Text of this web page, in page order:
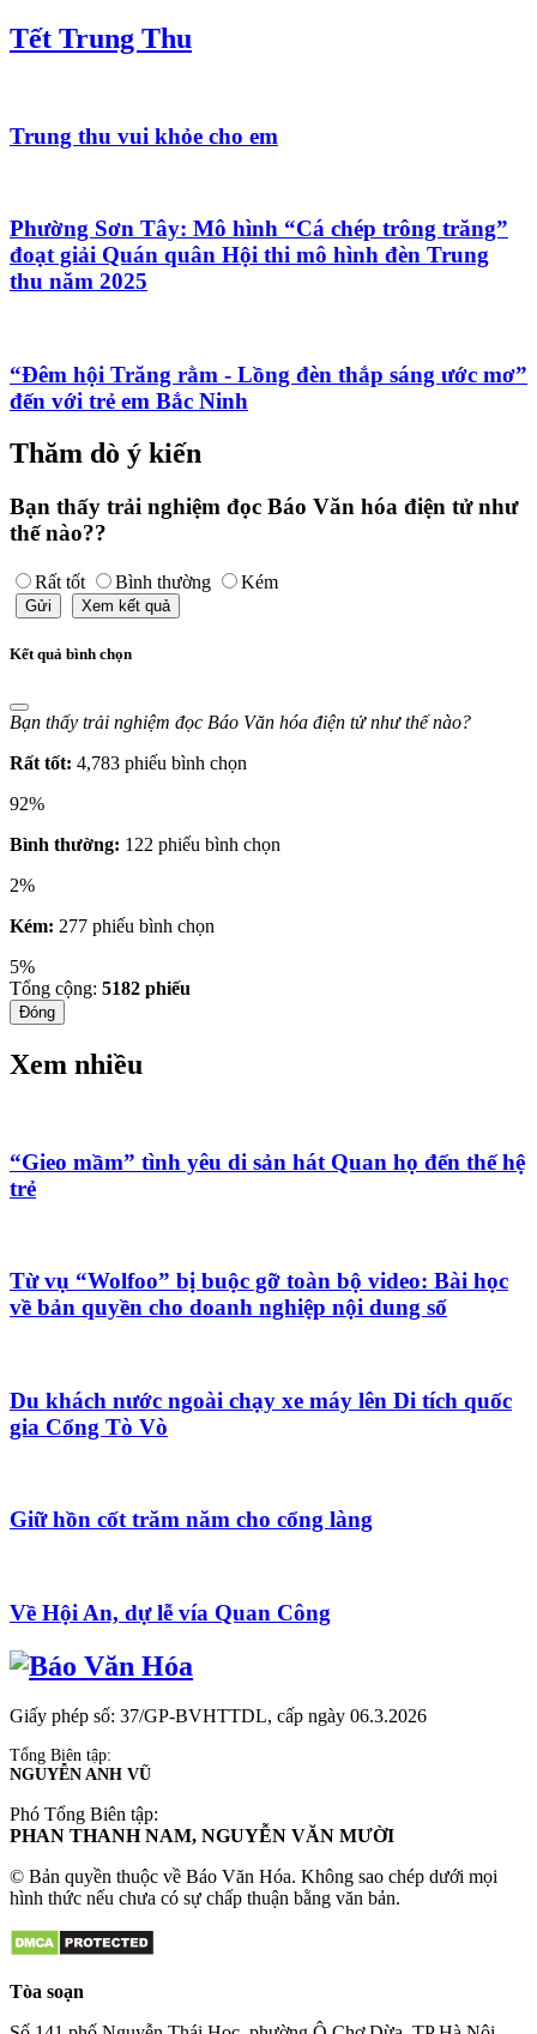
Tết Trung Thu
Trung thu vui khỏe cho em
Phường Sơn Tây: Mô hình “Cá chép trông trăng”
đoạt giải Quán quân Hội thi mô hình đèn Trung
thu năm 2025
“Đêm hội Trăng rằm - Lồng đèn thắp sáng ước mơ”
đến với trẻ em Bắc Ninh
Thăm dò ý kiến
Bạn thấy trải nghiệm đọc Báo Văn hóa điện tử như
thế nào??
Rất tốt Bình thường Kém
Gửi Xem kết quả
Kết quả bình chọn
Bạn thấy trải nghiệm đọc Báo Văn hóa điện tử như thế nào?
Rất tốt: 4,783 phiếu bình chọn
92%
Bình thường: 122 phiếu bình chọn
2%
Kém: 277 phiếu bình chọn
5%
Tổng cộng: 5182 phiếu
Đóng
Xem nhiều
“Gieo mầm” tình yêu di sản hát Quan họ đến thế hệ
trẻ
Từ vụ “Wolfoo” bị buộc gỡ toàn bộ video: Bài học
về bản quyền cho doanh nghiệp nội dung số
Du khách nước ngoài chạy xe máy lên Di tích quốc
gia Cổng Tò Vò
Giữ hồn cốt trăm năm cho cổng làng
Về Hội An, dự lễ vía Quan Công
Giấy phép số: 37/GP-BVHTTDL, cấp ngày 06.3.2026
Tổng Biên tập:
NGUYỄN ANH VŨ
Phó Tổng Biên tập:
PHAN THANH NAM, NGUYỄN VĂN MƯỜI
© Bản quyền thuộc về Báo Văn Hóa. Không sao chép dưới mọi
hình thức nếu chưa có sự chấp thuận bằng văn bản.
Tòa soạn